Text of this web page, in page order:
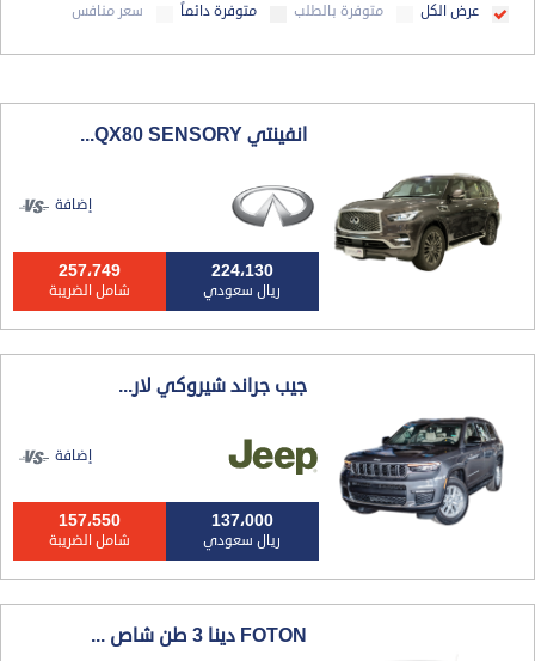
عرض الكل متوفرة بالطلب متوفرة دائماً سعر منافس
انفينتي QX80 SENSORY...
إضافة
224،130
ريال سعودي
257،749
شامل الضريبة
جيب جراند شيروكي لار...
إضافة
137،000
ريال سعودي
157،550
شامل الضريبة
FOTON دينا 3 طن شاص ...